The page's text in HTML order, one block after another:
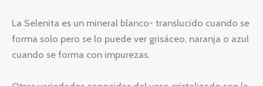
La Selenita es un mineral blanco- translucido cuando se
forma solo pero se lo puede ver grisáceo, naranja o azul
cuando se forma con impurezas.